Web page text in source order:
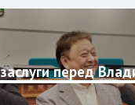
перед